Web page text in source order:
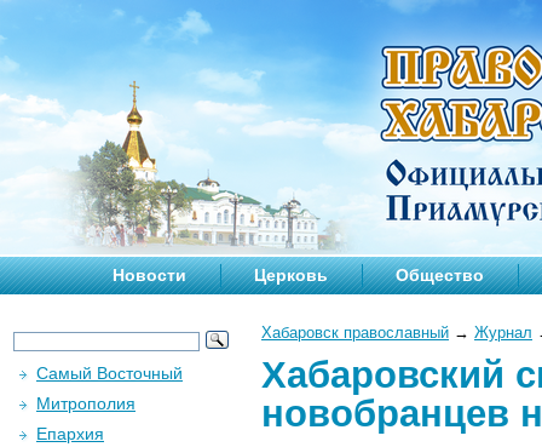
Новости Церковь Общество
Хабаровск православный → Журнал
Хабаровский
новобранцев
Самый Восточный
Митрополия
Епархия